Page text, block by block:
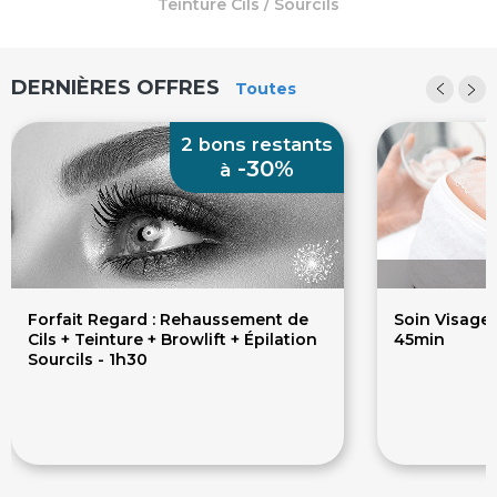
devient votre plus belle signature.
Teinture Cils / Sourcils
DERNIÈRES OFFRES Toutes
Forfait Regard : Rehaussement de
Cils + Teinture + Browlift + Épilation
Sourcils - 1h30
2 bons restants
à -30%
Soin Visage
45min